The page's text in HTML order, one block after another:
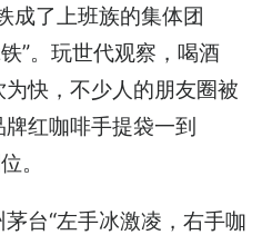
成了上班族的集体团
”。玩世代观察，喝酒
快，不少人的朋友圈被
红咖啡手提袋一到
。
台“左手冰激凌，右手咖